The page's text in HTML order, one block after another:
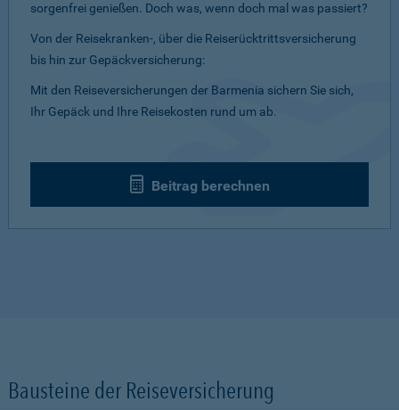
sorgenfrei genießen. Doch was, wenn doch mal was passiert?
Von der Reisekranken-, über die Reiserücktrittsversicherung
bis hin zur Gepäckversicherung:
Mit den Reiseversicherungen der Barmenia sichern Sie sich,
Ihr Gepäck und Ihre Reisekosten rund um ab.
Beitrag berechnen
Bausteine der Reiseversicherung